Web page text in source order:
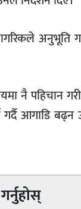
अनुभूति
नै पहिचान
आगाडि बढ्न